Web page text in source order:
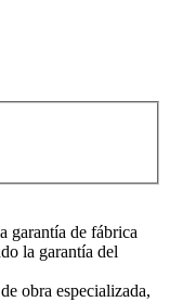
garantía de fábrica
la garantía del
obra especializada,